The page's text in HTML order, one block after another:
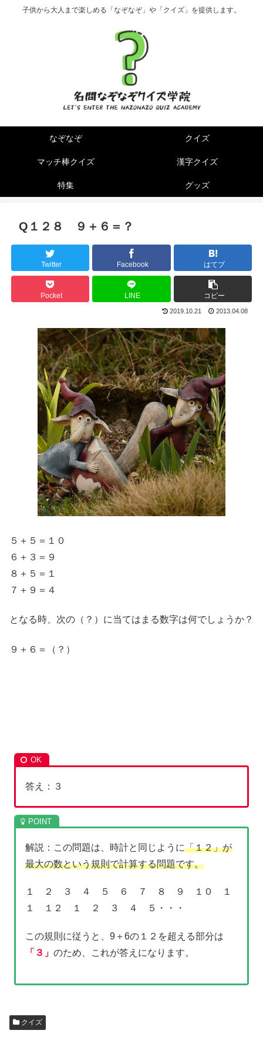
子供から大人まで楽しめる「なぞなぞ」や「クイズ」を提供します。
なぞなぞ クイズ
マッチ棒クイズ 漢字クイズ
特集 グッズ
Q１２８ ９＋６＝？
Twitter Facebook はてブ
Pocket LINE コピー
2019.10.21 2013.04.08
５＋５＝１０
６＋３＝９
８＋５＝１
７＋９＝４
となる時、次の（？）に当てはまる数字は何でしょうか？
９＋６＝（？）
答え：３
解説：この問題は、時計と同じように「１２」が
最大の数という規則で計算する問題です。
１ ２ ３ ４ ５ ６ ７ ８ ９ １０ １
１ １２ １ ２ ３ ４ ５・・・
この規則に従うと、9＋6の１２を超える部分は
「３」のため、これが答えになります。
クイズ